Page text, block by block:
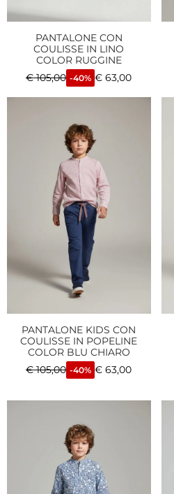
PANTALONE CON
COULISSE IN LINO
COLOR RUGGINE
€105,00 -40% € 63,00
PANTALONE KIDS CON
COULISSE IN POPELINE
COLOR BLU CHIARO
€105,00 -40% € 63,00